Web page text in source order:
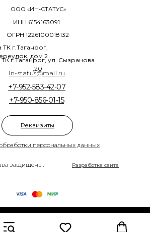
защищены.
персональных данных
+7-950-856-01-15
+7-952-583-42-07
ООО «ИН-СТАТУС»
ТК г.Таганрог,
дом 2
г.Таганрог, ул. Сызранова
,20
ОГРН 1226100018132
ИНН 6154163091
Разработка сайта
in-status@mail.ru
Реквизиты
Made on Tilda